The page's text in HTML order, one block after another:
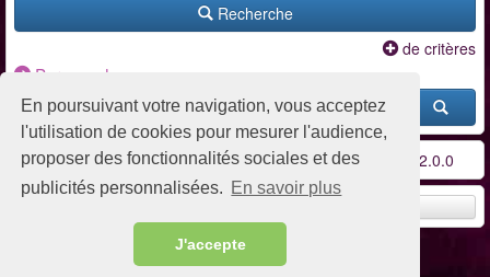
En poursuivant votre navigation, vous acceptez
l'utilisation de cookies pour mesurer l'audience,
proposer des fonctionnalités sociales et des
publicités personnalisées. En savoir plus
J'accepte
Recherche
de critères
Par pseudo
Conditions d'utilisation-Contact / FAQ-Partenaires v2.0.0